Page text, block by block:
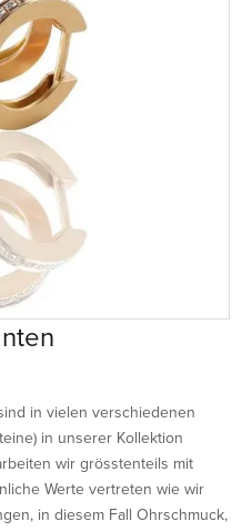
in vielen verschiedenen
in unserer Kollektion
wir grösstenteils mit
Werte vertreten wie wir
in diesem Fall Ohrschmuck,